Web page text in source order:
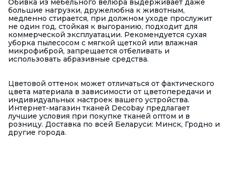
Обивка из мебельного велюра выдерживает даже
большие нагрузки, дружелюбна к животным,
медленно стирается, при должном уходе прослужит
не один год, стойкая к выгоранию, подходит для
коммерческой эксплуатации. Рекомендуется сухая
уборка пылесосом с мягкой щеткой или влажная
микрофиброй, запрещается отбеливать и
использовать абразивные средства.
Цветовой оттенок может отличаться от фактического
цвета материала в зависимости от цветопередачи и
индивидуальных настроек вашего устройства.
Интернет-магазин тканей Decobay предлагает
лучшие условия при покупке тканей оптом и в
розницу. Доставка по всей Беларуси: Минск, Гродно и
другие города.